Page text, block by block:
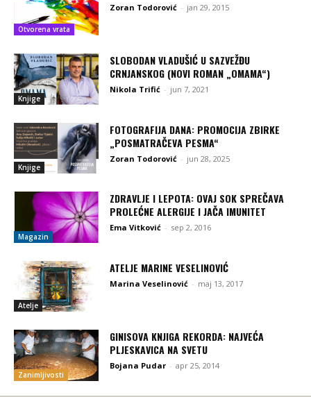
Otvorena vrata
Zoran Todorović - jan 29, 2015
Knjige
SLOBODAN VLADUŠIĆ U SAZVEŽĐU
CRNJANSKOG (NOVI ROMAN „OMAMA“)
Nikola Trifić - jun 7, 2021
Knjige
FOTOGRAFIJA DANA: PROMOCIJA ZBIRKE
„POSMATRAČEVA PESMA“
Zoran Todorović - jun 28, 2025
Magazin
ZDRAVLJE I LEPOTA: OVAJ SOK SPREČAVA
PROLEĆNE ALERGIJE I JAČA IMUNITET
Ema Vitković - sep 2, 2016
Atelje
ATELJE MARINE VESELINOVIĆ
Marina Veselinović - maj 13, 2017
Zanimljivosti
GINISOVA KNJIGA REKORDA: NAJVEĆA
PLJESKAVICA NA SVETU
Bojana Pudar - apr 25, 2014